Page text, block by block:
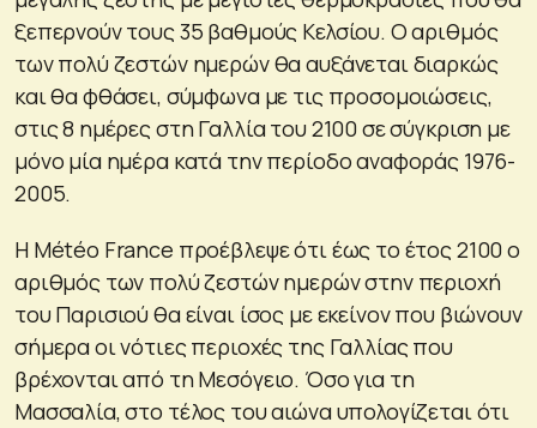
ξεπερνούν τους 35 βαθμούς Κελσίου. Ο αριθμός
των πολύ ζεστών ημερών θα αυξάνεται διαρκώς
και θα φθάσει, σύμφωνα με τις προσομοιώσεις,
στις 8 ημέρες στη Γαλλία του 2100 σε σύγκριση με
μόνο μία ημέρα κατά την περίοδο αναφοράς 1976-
2005.
Η Météo France προέβλεψε ότι έως το έτος 2100 ο
αριθμός των πολύ ζεστών ημερών στην περιοχή
του Παρισιού θα είναι ίσος με εκείνον που βιώνουν
σήμερα οι νότιες περιοχές της Γαλλίας που
βρέχονται από τη Μεσόγειο. Όσο για τη
Μασσαλία, στο τέλος του αιώνα υπολογίζεται ότι